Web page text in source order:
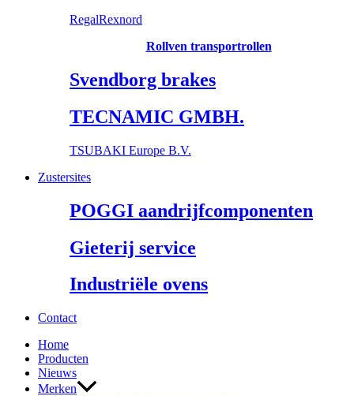
RegalRexnord
Rollven transportrollen
Svendborg brakes
TECNAMIC GMBH.
TSUBAKI Europe B.V.
Zustersites
POGGI aandrijfcomponenten
Gieterij service
Industriële ovens
Contact
Home
Producten
Nieuws
Merken